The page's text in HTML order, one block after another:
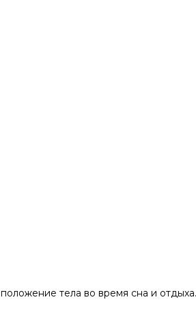
тела во время сна и отдыха.